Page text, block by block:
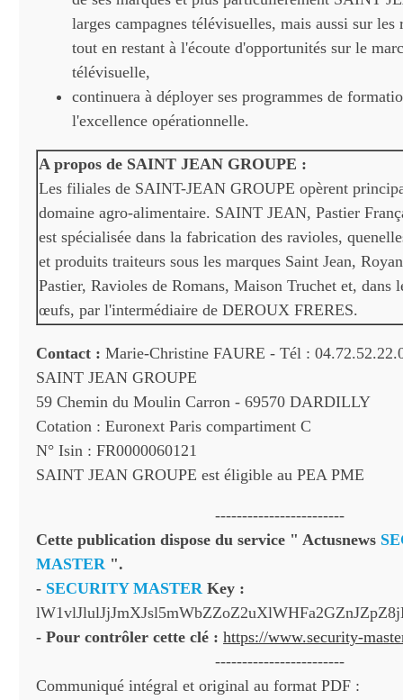
larges campagnes télévisuelles, mais aussi sur les
tout en restant à l'écoute d'opportunités sur le
télévisuelle,
continuera à déployer ses programmes de
l'excellence opérationnelle.
A propos de SAINT JEAN GROUPE :
Les filiales de SAINT-JEAN GROUPE opèrent
domaine agro-alimentaire. SAINT JEAN, Pastier
est spécialisée dans la fabrication des ravioles,
et produits traiteurs sous les marques Saint Jean,
Pastier, Ravioles de Romans, Maison Truchet et, dans
œufs, par l'intermédiaire de DEROUX FRERES.
Contact : Marie-Christine FAURE - Tél :
SAINT JEAN GROUPE
59 Chemin du Moulin Carron - 69570 DARDILLY
Cotation : Euronext Paris compartiment C
N° Isin : FR0000060121
SAINT JEAN GROUPE est éligible au PEA PME
------------------------
Cette publication dispose du service " Actusnews
MASTER".
- SECURITY MASTERKey :
- Pour contrôler cette clé : https://www.security-
------------------------
Communiqué intégral et original au format PDF :